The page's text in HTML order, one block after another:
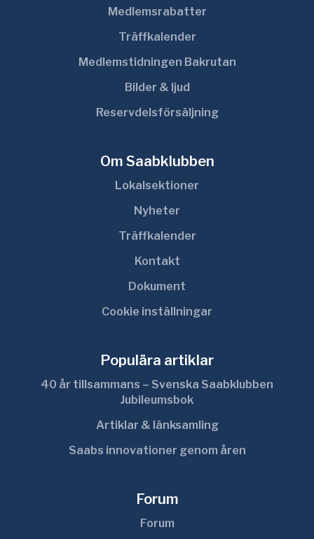
Medlemsrabatter
Träffkalender
Medlemstidningen Bakrutan
Bilder & ljud
Reservdelsförsäljning
Om Saabklubben
Lokalsektioner
Nyheter
Träffkalender
Kontakt
Dokument
Cookie inställningar
Populära artiklar
40 år tillsammans – Svenska Saabklubben
Jubileumsbok
Artiklar & länksamling
Saabs innovationer genom åren
Forum
Forum